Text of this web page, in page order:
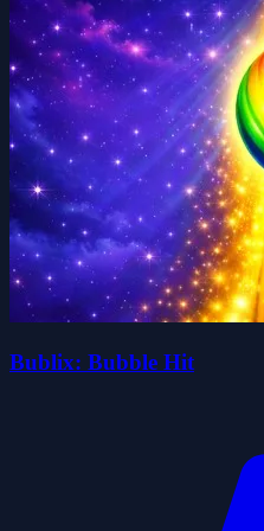
Bublix: Bubble Hit